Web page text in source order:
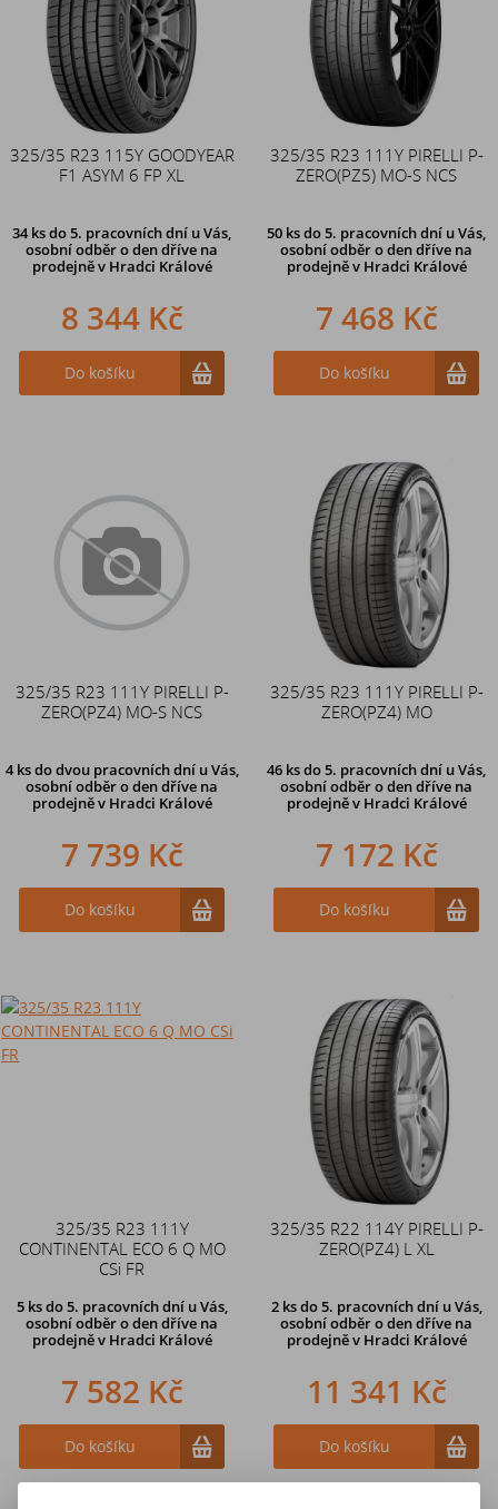
325/35 R23 115Y GOODYEAR
F1 ASYM 6 FP XL
34 ksdo 5. pracovních dní u Vás,
osobní odběr o den dříve na
prodejněv Hradci Králové
8 344 Kč
Do košíku
325/35 R23 111Y PIRELLI P-
ZERO(PZ5) MO-S NCS
50 ksdo 5. pracovních dní u Vás,
osobní odběr o den dříve na
prodejněv Hradci Králové
7 468 Kč
Do košíku
325/35 R23 111Y PIRELLI P-
ZERO(PZ4) MO-S NCS
4 ks do dvou pracovních dní u Vás,
osobní odběr o den dříve na
prodejně v Hradci Králové
7 739 Kč
Do košíku
325/35 R23 111Y PIRELLI P-
ZERO(PZ4) MO
46 ksdo 5. pracovních dní u Vás,
osobní odběr o den dříve na
prodejněv Hradci Králové
7 172 Kč
Do košíku
325/35 R23 111Y
CONTINENTAL ECO 6 Q MO
CSi FR
5 ks do 5. pracovních dní u Vás,
osobní odběr o den dříve na
prodejněv Hradci Králové
7 582 Kč
Do košíku
325/35 R22 114Y PIRELLI P-
ZERO(PZ4) L XL
2 ks do 5. pracovních dní u Vás,
osobní odběr o den dříve na
prodejněv Hradci Králové
11 341 Kč
Do košíku